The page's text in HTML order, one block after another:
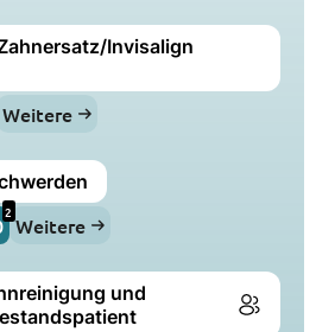
Invisalign
Weitere
2
Weitere
und